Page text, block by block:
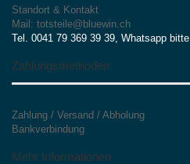
Standort & Kontakt
Mail: totsteile@bluewin.ch
Tel. 0041 79 369 39 39, Whatsapp bitte
Zahlungsmethoden
Zahlung / Versand / Abholung
Bankverbindung
Mehr Informationen